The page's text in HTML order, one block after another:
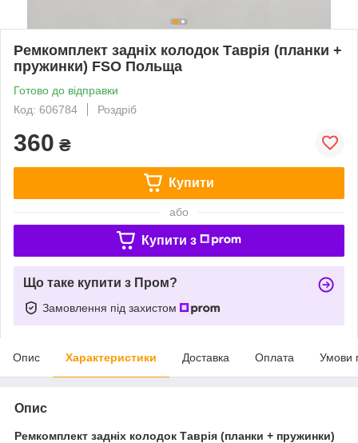
Ремкомплект задніх колодок Таврія (планки +
пружинки) FSO Польща
Готово до відправки
Код: 606784
Роздріб
360 ₴
Купити
або
Купити з
Що таке купити з Пром?
Замовлення під захистом
Опис Характеристики Доставка Оплата Умови
Опис
Ремкомплект задніх колодок Таврія (планки + пружинки)